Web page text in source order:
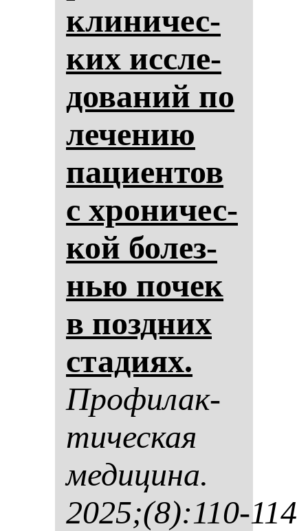
кли­ни­чес­
ких ис­сле­
до­ва­ний по
ле­че­нию
па­ци­ен­тов
с хро­ни­чес­
кой бо­лез­
нью по­чек
в поз­дних
ста­ди­ях.
Про­фи­лак­
ти­чес­кая
ме­ди­ци­на.
2025;(8):110-114